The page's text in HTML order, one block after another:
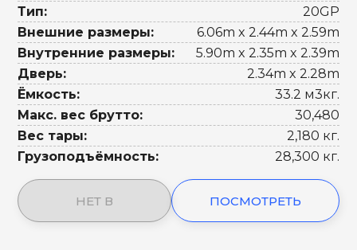
Тип:
20GP
Внешние размеры:
6.06m x 2.44m x 2.59m
Внутренние размеры:
5.90m x 2.35m x 2.39m
Дверь:
2.34m x 2.28m
Ёмкость:
33.2 м3кг.
Макс. вес брутто:
30,480
Вес тары:
2,180 кг.
Грузоподъёмность:
28,300 кг.
НЕТ В ПОСМОТРЕТЬ